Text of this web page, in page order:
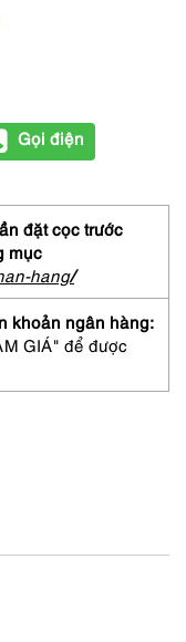
Gọi điện
đặt cọc trước
mục
hang/
khoản ngân hàng:
GIÁ" để được